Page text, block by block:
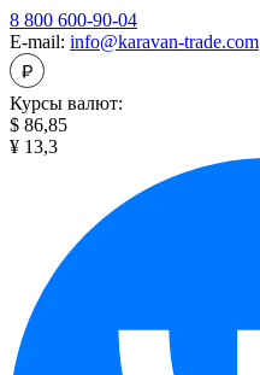
8 800 600-90-04
E-mail: info@karavan-trade.com
Курсы валют:
$ 86,85
¥ 13,3